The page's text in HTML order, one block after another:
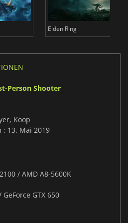
Elden Ring
Person Shooter
Koop
13. Mai 2019
/ AMD A8-5600K
GTX 650